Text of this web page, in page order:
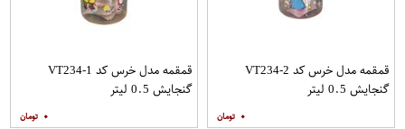
قمقمه مدل خرس کد VT234-2
گنجایش 0.5 لیتر
۰
قمقمه مدل خرس کد VT234-1
گنجایش 0.5 لیتر
۰